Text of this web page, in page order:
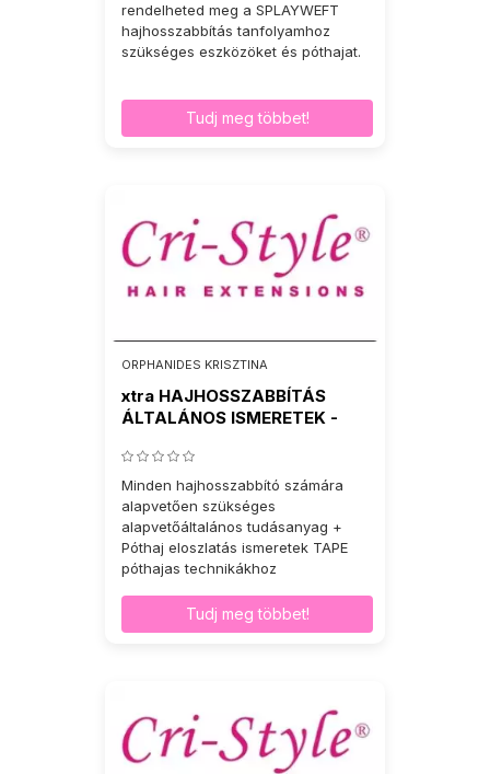
rendelheted meg a SPLAYWEFT
hajhosszabbítás tanfolyamhoz
szükséges eszközöket és póthajat.
Tudj meg többet!
ORPHANIDES KRISZTINA
xtra HAJHOSSZABBÍTÁS
ÁLTALÁNOS ISMERETEK -
Minden hajhosszabbító számára
alapvetően szükséges
alapvetőáltalános tudásanyag +
Póthaj eloszlatás ismeretek TAPE
póthajas technikákhoz
Tudj meg többet!